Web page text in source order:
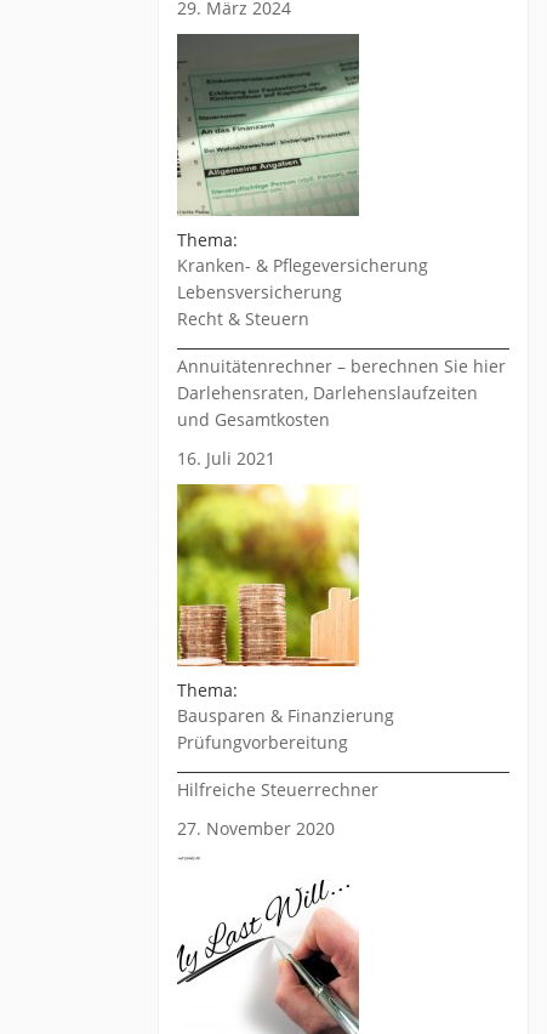
29. März 2024
Thema:
Kranken- & Pflegeversicherung
Lebensversicherung
Recht & Steuern
Annuitätenrechner – berechnen Sie hier
Darlehensraten, Darlehenslaufzeiten
und Gesamtkosten
16. Juli 2021
Thema:
Bausparen & Finanzierung
Prüfungvorbereitung
Hilfreiche Steuerrechner
27. November 2020